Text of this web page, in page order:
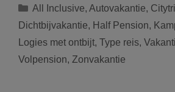
ideeën
voor
deze
zomer
Categorieën
All Inclusive, Autovakantie,
Dichtbijvakantie, Half Pension,
Logies met ontbijt, Type reis,
Volpension, Zonvakantie